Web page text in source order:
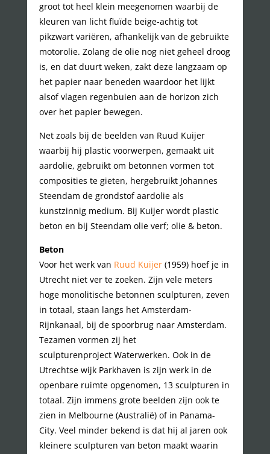
groot tot heel klein meegenomen waarbij de
kleuren van licht fluïde beige-achtig tot
pikzwart variëren, afhankelijk van de gebruikte
motorolie. Zolang de olie nog niet geheel droog
is, en dat duurt weken, zakt deze langzaam op
het papier naar beneden waardoor het lijkt
alsof vlagen regenbuien aan de horizon zich
over het papier bewegen.
Net zoals bij de beelden van Ruud Kuijer
waarbij hij plastic voorwerpen, gemaakt uit
aardolie, gebruikt om betonnen vormen tot
composities te gieten, hergebruikt Johannes
Steendam de grondstof aardolie als
kunstzinnig medium. Bij Kuijer wordt plastic
beton en bij Steendam olie verf; olie & beton.
Beton
Voor het werk van Ruud Kuijer(1959) hoef je in
Utrecht niet ver te zoeken. Zijn vele meters
hoge monolitische betonnen sculpturen, zeven
in totaal, staan langs het Amsterdam-
Rijnkanaal, bij de spoorbrug naar Amsterdam.
Tezamen vormen zij het
sculpturenproject Waterwerken. Ook in de
Utrechtse wijk Parkhaven is zijn werk in de
openbare ruimte opgenomen, 13 sculpturen in
totaal. Zijn immens grote beelden zijn ook te
zien in Melbourne (Australië) of in Panama-
City. Veel minder bekend is dat hij al jaren ook
kleinere sculpturen van beton maakt waarin